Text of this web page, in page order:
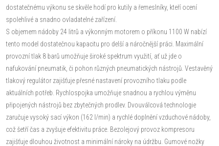
dostatečnému výkonu se skvěle hodí pro kutily a řemeslníky, kteří ocení
spolehlivé a snadno ovladatelné zařízení.
S objemem nádoby 24 litrů a výkonným motorem o příkonu 1100 W nabízí
tento model dostatečnou kapacitu pro delší a náročnější práci. Maximální
provozní tlak 8 barů umožňuje široké spektrum využití, ať už jde o
nafukování pneumatik, či pohon různých pneumatických nástrojů. Vestavěný
tlakový regulátor zajišťuje přesné nastavení provozního tlaku podle
aktuálních potřeb. Rychlospojka umožňuje snadnou a rychlou výměnu
připojených nástrojů bez zbytečných prodlev. Dvouválcová technologie
zaručuje vysoký sací výkon (162 l/min) a rychlé doplnění vzduchové nádoby,
což šetří čas a zvyšuje efektivitu práce. Bezolejový provoz kompresoru
zajišťuje dlouhou životnost a minimální nároky na údržbu. Gumové nožky